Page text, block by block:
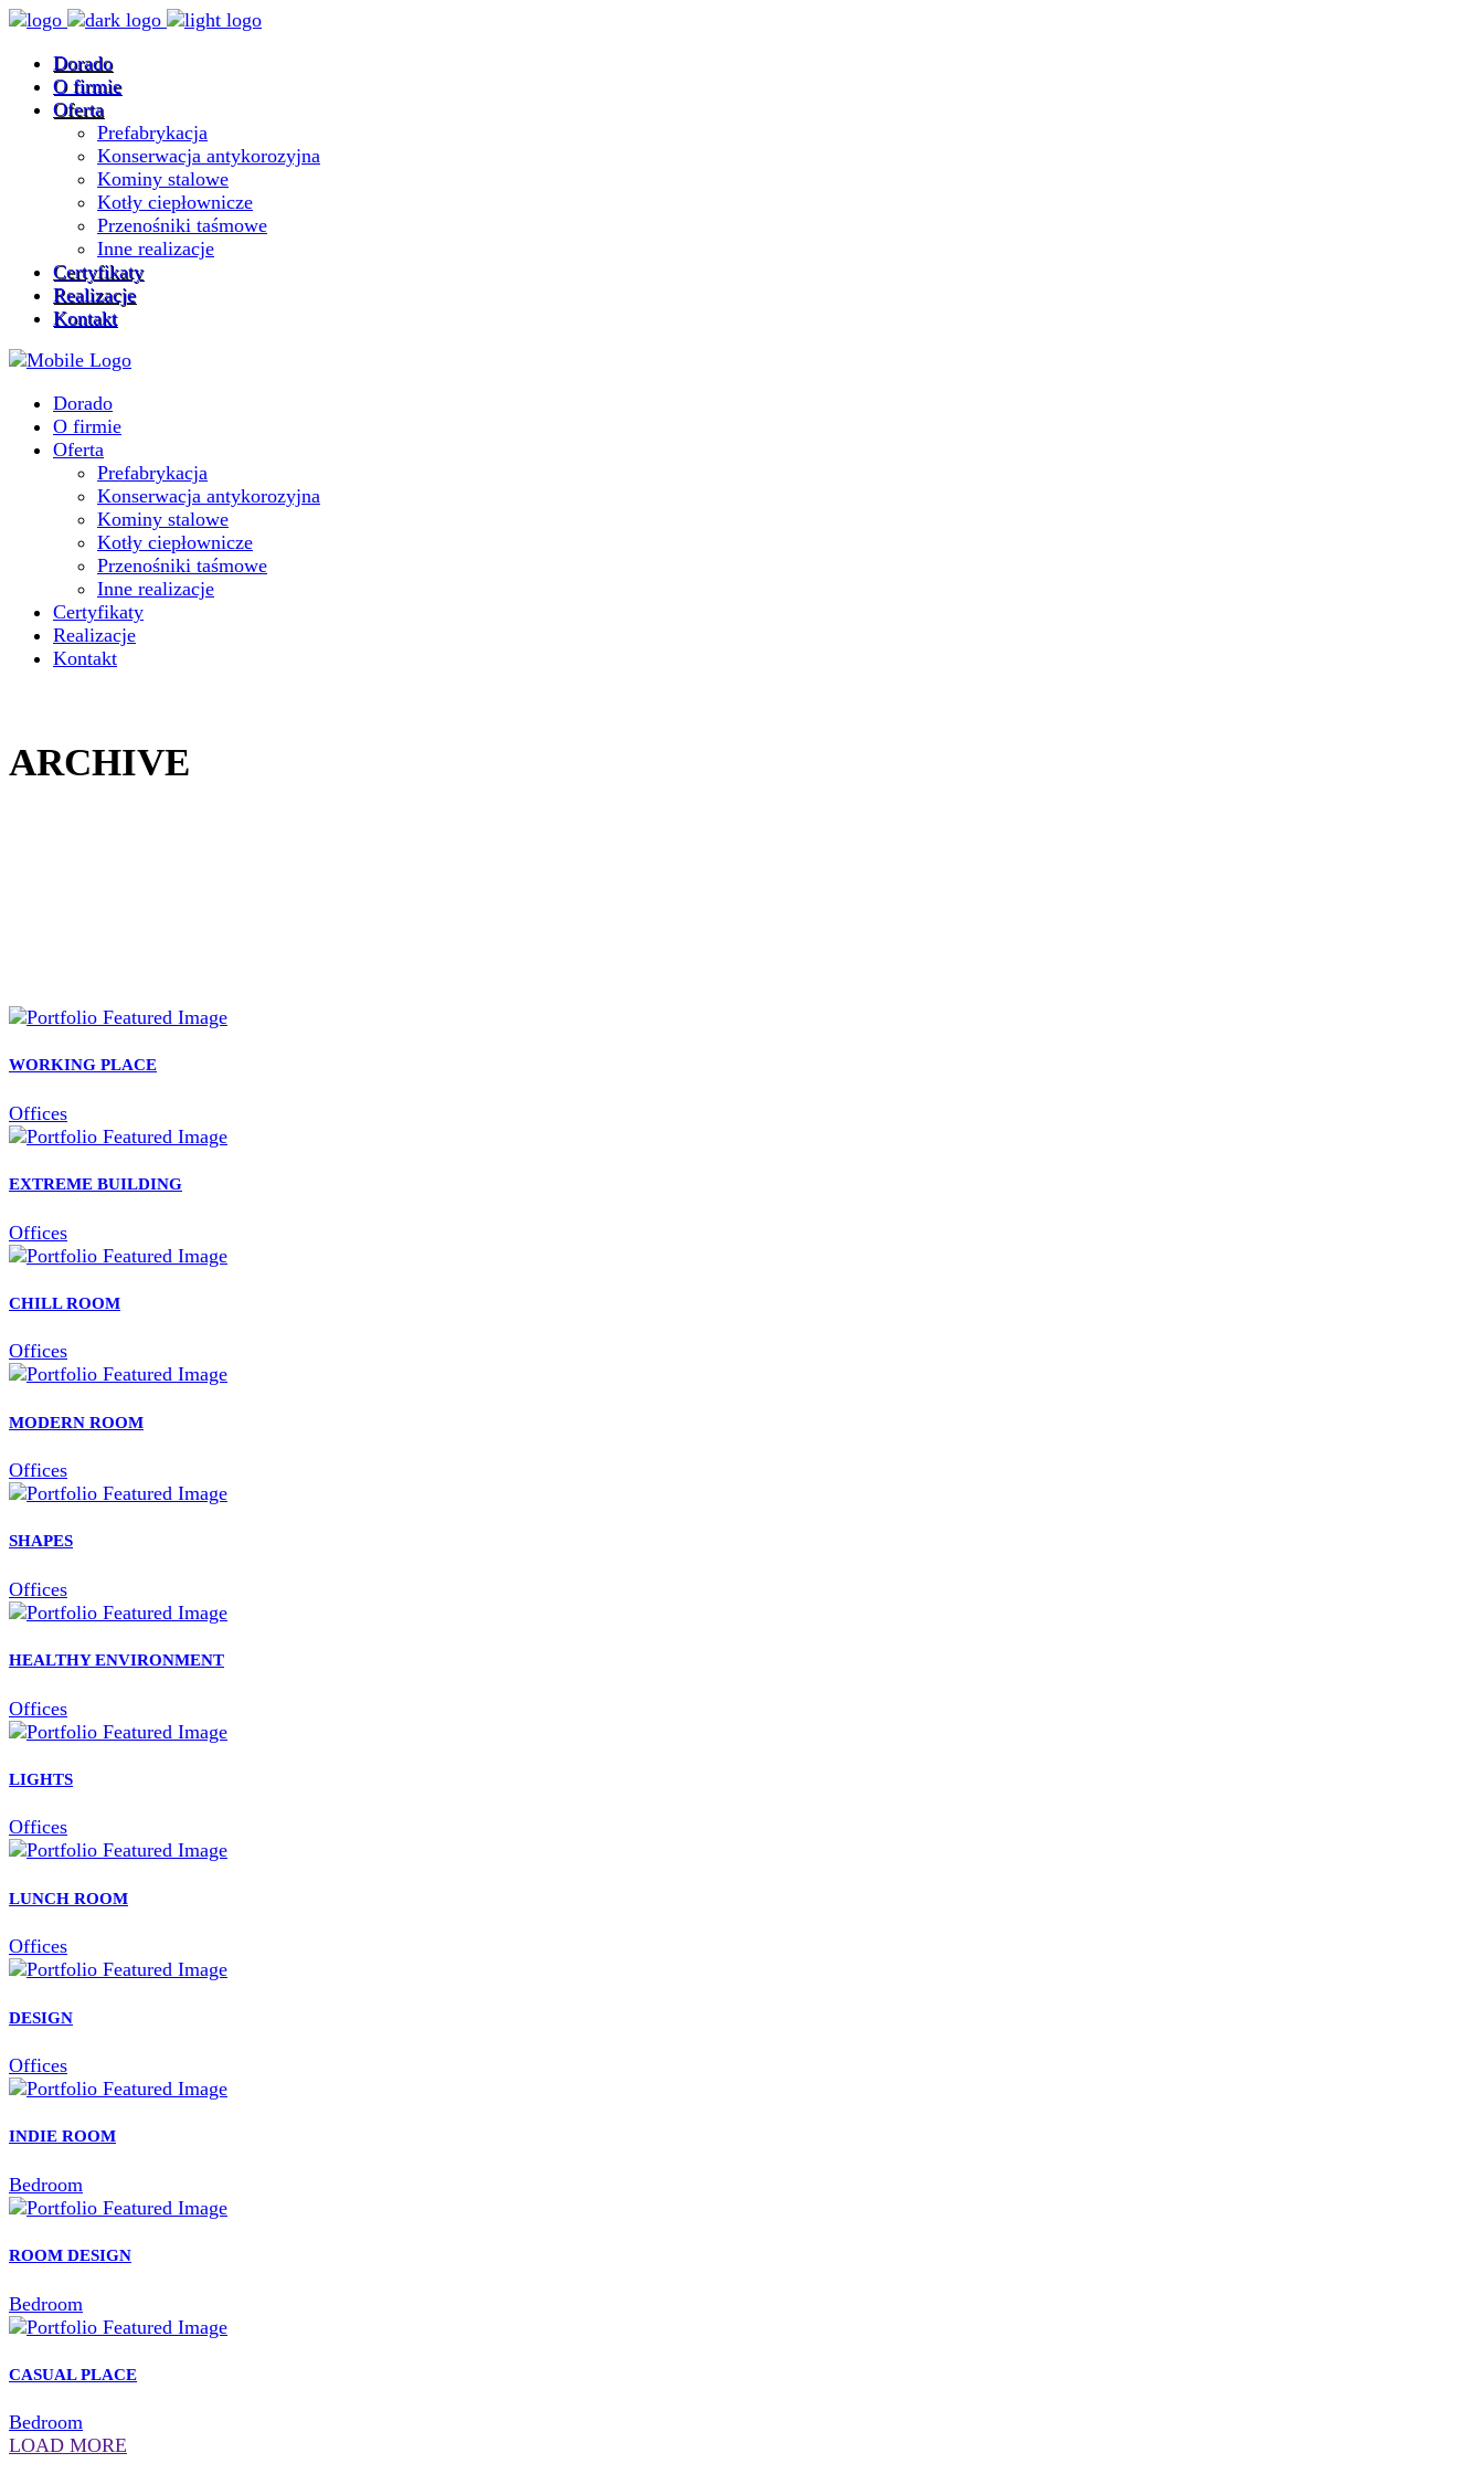
Dorado
O firmie
Oferta
Prefabrykacja
Konserwacja antykorozyjna
Kominy stalowe
Kotły ciepłownicze
Przenośniki taśmowe
Inne realizacje
Certyfikaty
Realizacje
Kontakt
Dorado
O firmie
Oferta
Prefabrykacja
Konserwacja antykorozyjna
Kominy stalowe
Kotły ciepłownicze
Przenośniki taśmowe
Inne realizacje
Certyfikaty
Realizacje
Kontakt
ARCHIVE
WORKING PLACE
Offices
EXTREME BUILDING
Offices
CHILL ROOM
Offices
MODERN ROOM
Offices
SHAPES
Offices
HEALTHY ENVIRONMENT
Offices
LIGHTS
Offices
LUNCH ROOM
Offices
DESIGN
Offices
INDIE ROOM
Bedroom
ROOM DESIGN
Bedroom
CASUAL PLACE
Bedroom
LOAD MORE